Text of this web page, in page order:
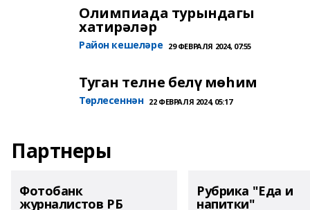
Олимпиада турындагы
хатирәләр
Район кешеләре 29 ФЕВРАЛЯ 2024, 07:55
Туган телне белү мөһим
Төрлесеннән 22 ФЕВРАЛЯ 2024, 05:17
Партнеры
Фотобанк
журналистов РБ
Рубрика "Еда и
напитки"